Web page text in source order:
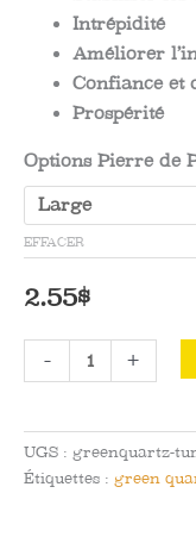
Intrépidité
Améliorer
Confiance et
Prospérité
Options Pierre de
EFFACER
2.55$
-
quantité
de
Vert
Roulé
+
UGS : greenquartz-
Étiquettes : green